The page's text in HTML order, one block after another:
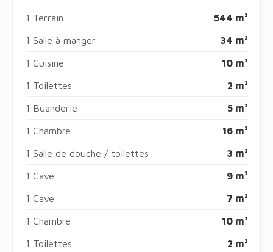
1 Terrain 544 m²
1 Salle à manger 34 m²
1 Cuisine 10 m²
1 Toilettes 2 m²
1 Buanderie 5 m²
1 Chambre 16 m²
1 Salle de douche / toilettes 3 m²
1 Cave 9 m²
1 Cave 7 m²
1 Chambre 10 m²
1 Toilettes 2 m²